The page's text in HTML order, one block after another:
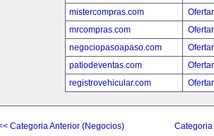
mistercompras.com
mrcompras.com
negociopasoapaso.com
patiodeventas.com
registrovehicular.com
Categoria Anterior (Negocios)